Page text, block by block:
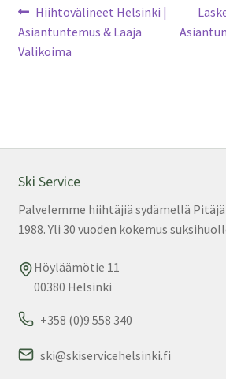
Artikkelien
selaus
Previous
post:
Hiihtovälineet Helsinki |
Asiantuntemus & Laaja
Valikoima
Next
post:
Ski Service
Palvelemme hiihtäjiä sydämellä
1988. Yli 30 vuoden kokemus
Höyläämötie 11
00380 Helsinki
+358 (0)9 558 340
ski@skiservicehelsinki.fi